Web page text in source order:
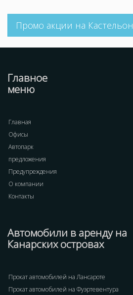
Промо акции на Кастельон
Главное
меню
Главная
Офисы
Автопарк
предложения
Предупреждения
О компании
Контакты
Автомобили в аренду на
Канарских островах
Прокат автомобилей на Лансароте
Прокат автомобилей на Фуэртевентура